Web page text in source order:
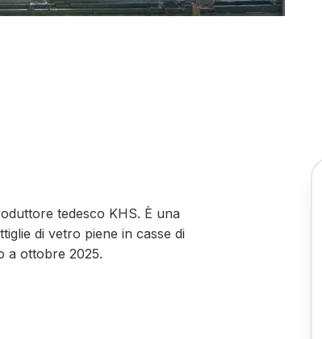
tedesco KHS. È una
di vetro piene in casse di
a ottobre 2025.